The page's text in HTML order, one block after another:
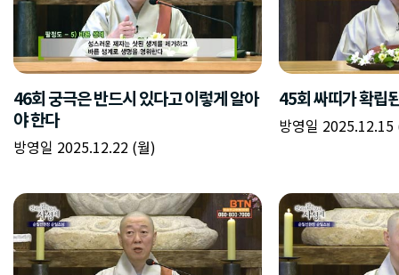
46회 궁극은 반드시 있다고 이렇게 알아
야 한다
방영일 2025.12.22 (월)
45회 싸띠가 확립
방영일 2025.12.15